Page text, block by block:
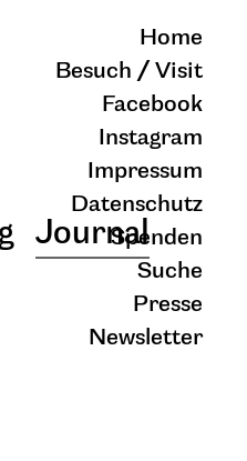
Journal
Home
Besuch / Visit
Facebook
Instagram
Impressum
Datenschutz
Spenden
Suche
Presse
Newsletter